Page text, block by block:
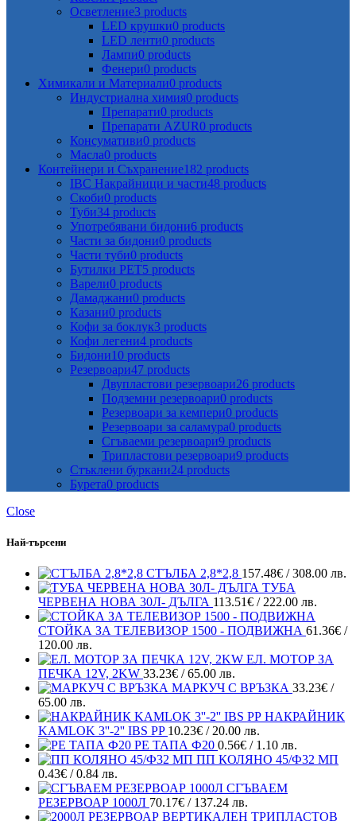
Осветление3 products
LED крушки0 products
LED ленти0 products
Лампи0 products
Фенери0 products
Химикали и Материали0 products
Индустриална химия0 products
Препарати0 products
Препарати AZUR0 products
Консумативи0 products
Масла0 products
Контейнери и Съхранение182 products
IBC Накрайници и части48 products
Скоби0 products
Туби34 products
Употребявани бидони6 products
Части за бидони0 products
Части туби0 products
Бутилки PET5 products
Варели0 products
Дамаджани0 products
Казани0 products
Кофи за боклук3 products
Кофи легени4 products
Бидони10 products
Резервоари47 products
Двупластови резервоари26 products
Подземни резервоари0 products
Резервоари за кемпери0 products
Резервоари за саламура0 products
Сгъваеми резервоари9 products
Трипластови резервоари9 products
Стъклени буркани24 products
Бурета0 products
Close
Най-търсени
СТЪЛБА 2,8*2,8 157.48€ / 308.00 лв.
ТУБА
ЧЕРВЕНА НОВА 30Л- ДЪЛГА 113.51€ / 222.00 лв.
СТОЙКА ЗА ТЕЛЕВИЗОР 1500 - ПОДВИЖНА 61.36€ /
120.00 лв.
ЕЛ. МОТОР ЗА
ПЕЧКА 12V, 2KW 33.23€ / 65.00 лв.
МАРКУЧ С ВРЪЗКА 33.23€ /
65.00 лв.
НАКРАЙНИК
KAMLOK 3''-2'' IBS PP 10.23€ / 20.00 лв.
РЕ ТАПА Ф20 0.56€ / 1.10 лв.
ПП КОЛЯНО 45/Ф32 МП
0.43€ / 0.84 лв.
СГЪВАЕМ
РЕЗЕРВОАР 1000Л 70.17€ / 137.24 лв.